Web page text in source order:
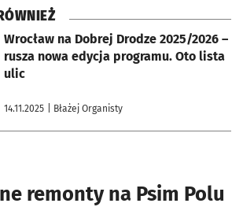
Wrocław na Dobrej Drodze 2025/2026 –
rusza nowa edycja programu. Oto lista
ulic
14.11.2025 | Błażej Organisty
remonty na Psim Polu